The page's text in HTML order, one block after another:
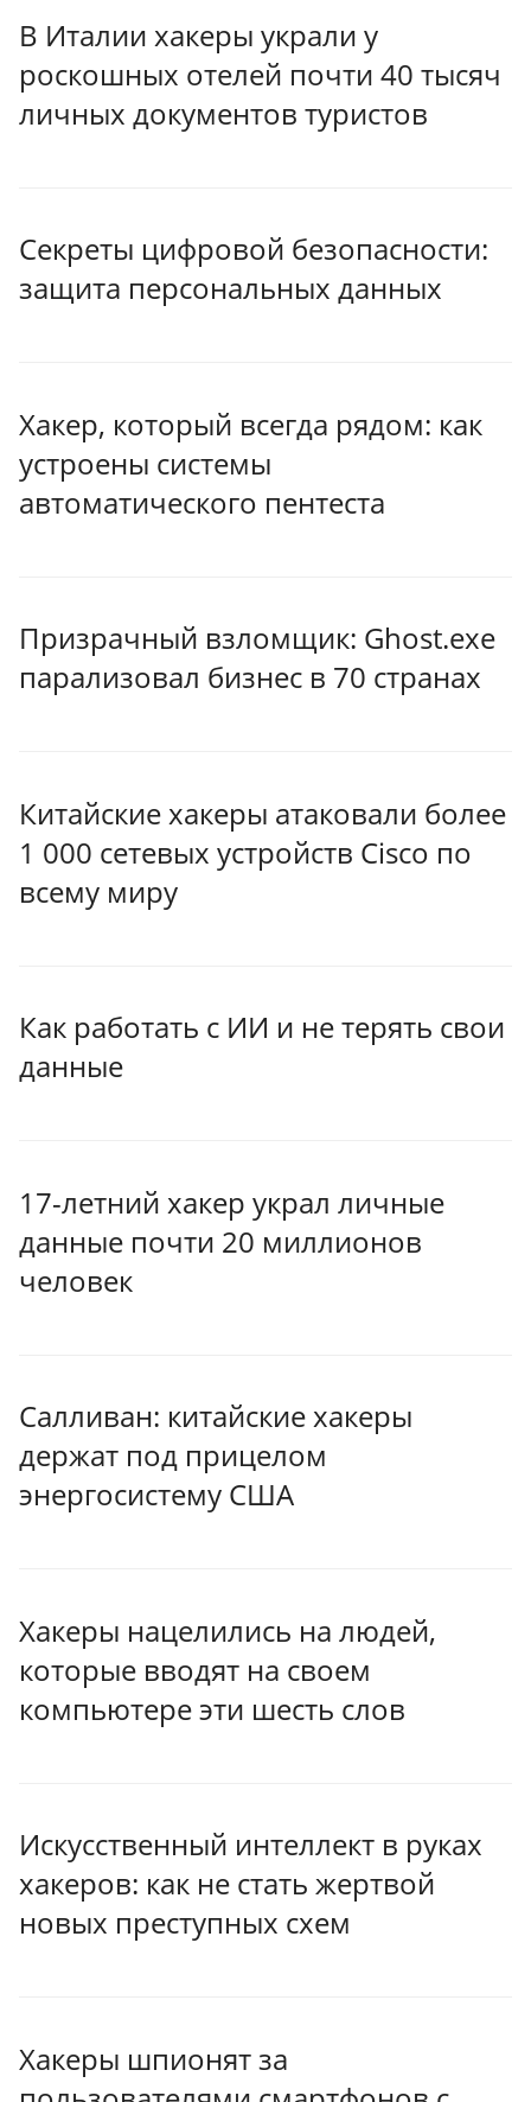
В Италии хакеры украли у
роскошных отелей почти 40 тысяч
личных документов туристов
Секреты цифровой безопасности:
защита персональных данных
Хакер, который всегда рядом: как
устроены системы
автоматического пентеста
Призрачный взломщик: Ghost.exe
парализовал бизнес в 70 странах
Китайские хакеры атаковали более
1 000 сетевых устройств Cisco по
всему миру
Как работать с ИИ и не терять свои
данные
17-летний хакер украл личные
данные почти 20 миллионов
человек
Салливан: китайские хакеры
держат под прицелом
энергосистему США
Хакеры нацелились на людей,
которые вводят на своем
компьютере эти шесть слов
Искусственный интеллект в руках
хакеров: как не стать жертвой
новых преступных схем
Хакеры шпионят за